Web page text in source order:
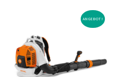
ANGEBOT!